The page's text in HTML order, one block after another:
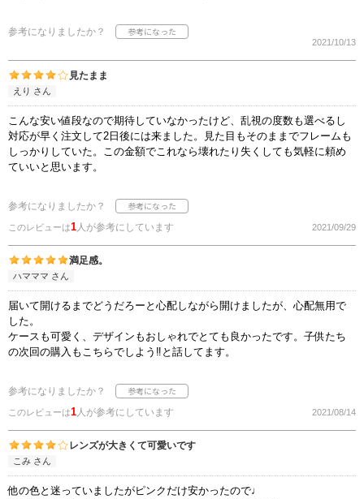
参考になりましたか？
2021/10/13
見たまま
えり さん
こんな安い値段なので期待していなかったけど、乱視の度数も選べるし
対応が早く注文して2日後には来ました。見た目もそのままでフレームも
しっかりしていた。この金額でこれなら壊れたり失くしても気軽に頼め
ていいと思います。
参考になりましたか？
このレビューは1人が参考にしています 2021/09/29
満足感。
ハマママ さん
届いて開けるまでどうだろーと心配しながら開けましたが、心配無用で
した。
ケースも可愛く、デザインもおしゃれでとても良かったです。子供たち
の次回の購入もこちらでしよう‼️と話してます。
参考になりましたか？
このレビューは1人が参考にしています 2021/08/14
レンズが大きくて可愛いです
こみ さん
他の色と迷っていましたがピンクだけ安かったので♩